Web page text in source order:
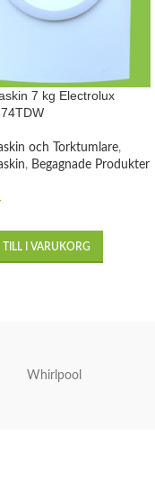
7 kg Electrolux
och Torktumlare,
, Begagnade Produkter
TILL I VARUKORG
Whirlpool